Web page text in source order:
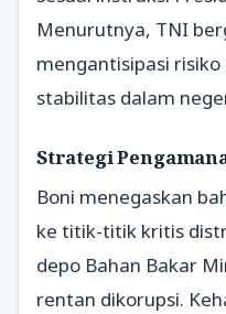
Menurutnya, TNI
mengantisipasi
stabilitas dalam
Strategi
Boni menegaskan
ke titik-titik kritis
depo Bahan Bakar
rentan dikorupsi.